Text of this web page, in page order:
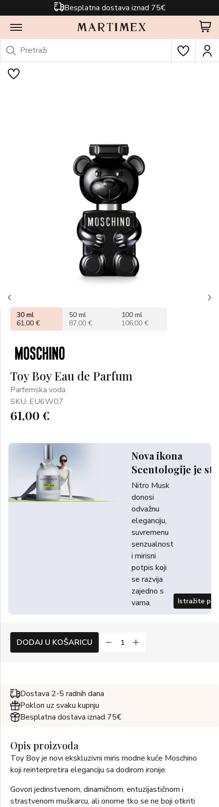
Besplatna dostava iznad 75€
Toy Boy Eau de Parfum
Parfemska voda
SKU: EU6W07
61,00 €
Nova ikona
Scentologije je
Nitro Musk
donosi
odvažnu
eleganciju,
suvremenu
senzualnost
i mirisni
potpis koji
se razvija
zajedno s
vama.
Istražite
30 ml
61,00 €
50 ml
87,00 €
100 ml
106,00 €
DODAJ U KOŠARICU
Dostava 2-5 radnih dana
Poklon uz svaku kupnju
Besplatna dostava iznad 75€
Opis proizvoda
Toy Boy je novi ekskluzivni miris modne kuće Moschino
koji reinterpretira eleganciju sa dodirom ironije.
Govori jedinstvenom, dinamičnom, entuzijastičnom i
strastvenom muškarcu, ali onome tko se ne boji otkriti